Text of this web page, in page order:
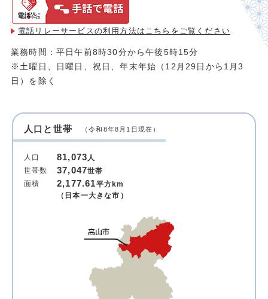
電話リレーサービスの利用方法は こちらをご覧ください
業務時間：平日午前8時30分から午後5時15分
※土曜日、日曜日、祝日、年末年始（12月29日から1月3
日）を除く
人口と世帯 （令和8年8月1日現在）
人口 81,073人
世帯数
37,047世帯
面積
2,177.61平方km
（日本一大きな市）